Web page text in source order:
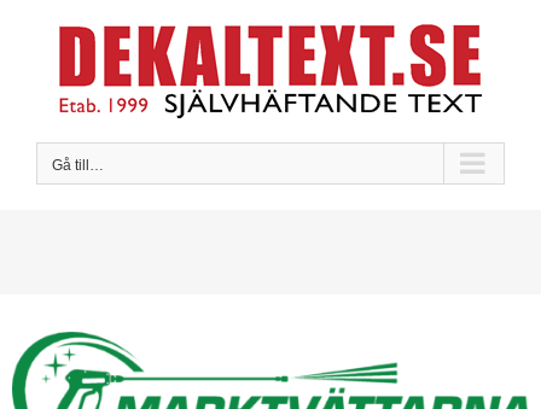
innehållet
Gå till…